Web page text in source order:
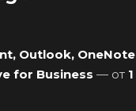
Outlook,
for Business — от